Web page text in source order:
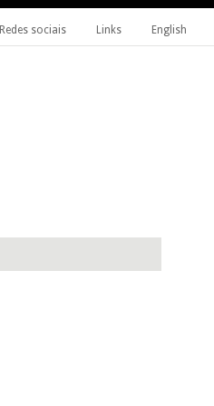
Redes sociais Links English